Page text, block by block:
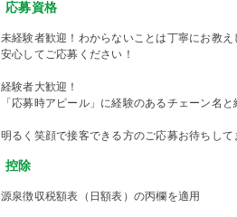
応募資格
未経験者歓迎！わからないことは丁寧にお教え
安心してご応募ください！
経験者大歓迎！
「応募時アピール」に経験のあるチェーン名
明るく笑顔で接客できる方のご応募お待ちして
控除
源泉徴収税額表（日額表）の丙欄を適用